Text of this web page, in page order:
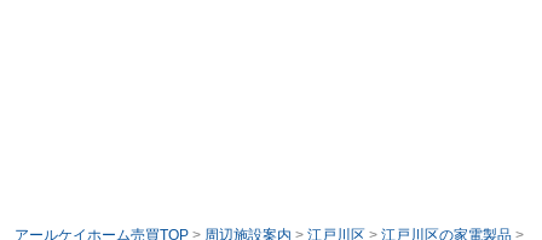
アールケイホーム売買TOP > 周辺施設案内 > 江戸川区 > 江戸川区の家電製品 >